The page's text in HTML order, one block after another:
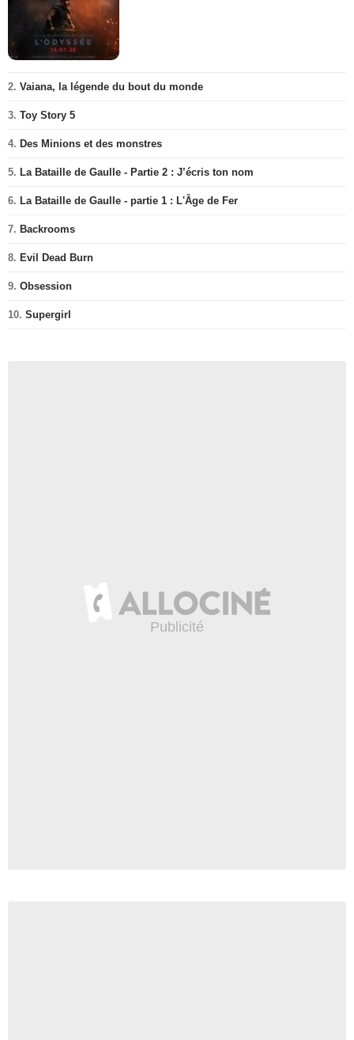
2. Vaiana, la légende du bout du monde
3. Toy Story 5
4. Des Minions et des monstres
5. La Bataille de Gaulle - Partie 2 : J’écris ton nom
6. La Bataille de Gaulle - partie 1 : L'Âge de Fer
7. Backrooms
8. Evil Dead Burn
9. Obsession
10. Supergirl